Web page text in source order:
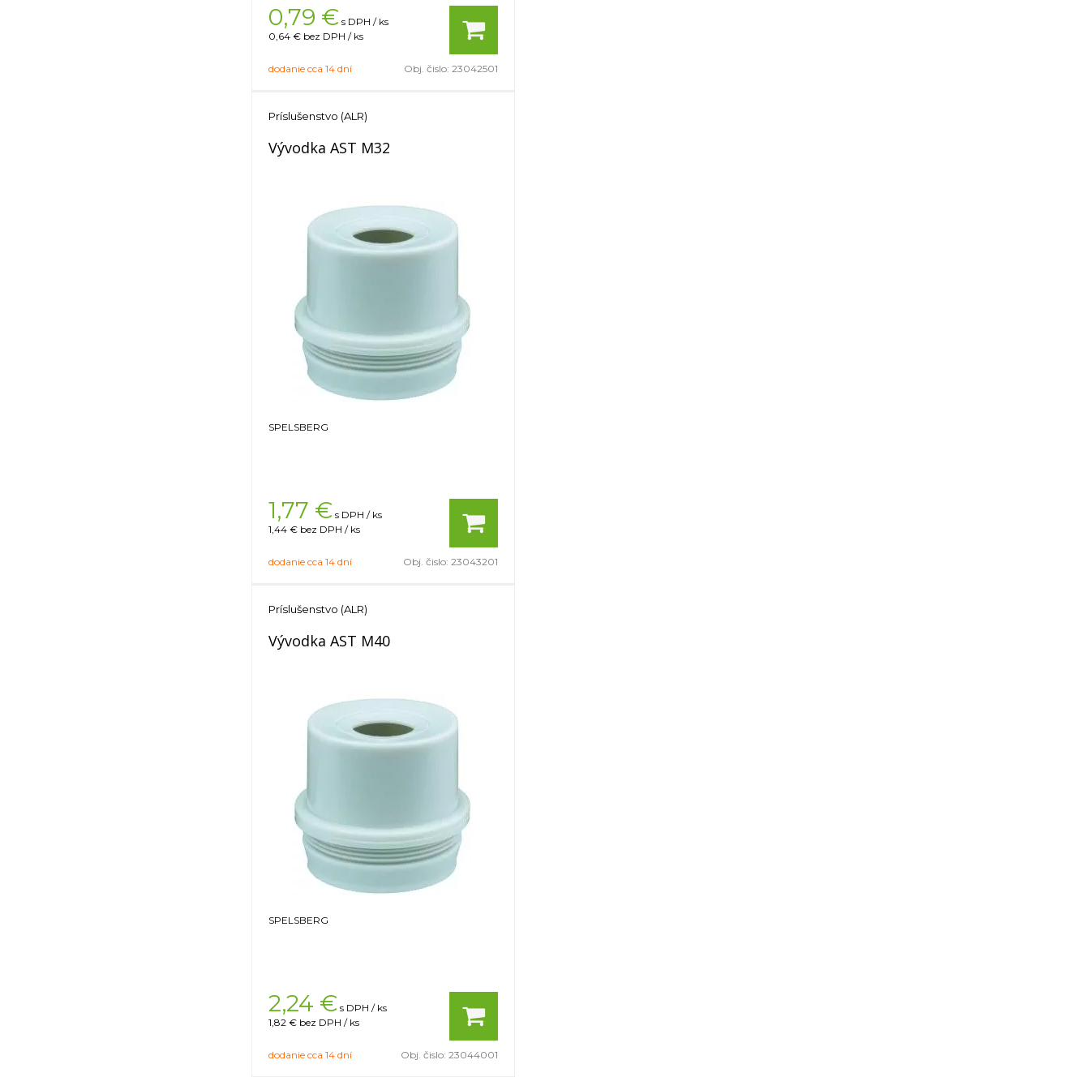
0,79 € s DPH / ks
0,64 € bez DPH / ks
dodanie cca 14 dní Obj. čislo: 23042501
Príslušenstvo (ALR)
Vývodka AST M32
SPELSBERG
1,77 € s DPH / ks
1,44 € bez DPH / ks
dodanie cca 14 dní Obj. čislo: 23043201
Príslušenstvo (ALR)
Vývodka AST M40
SPELSBERG
2,24 € s DPH / ks
1,82 € bez DPH / ks
dodanie cca 14 dní Obj. čislo: 23044001